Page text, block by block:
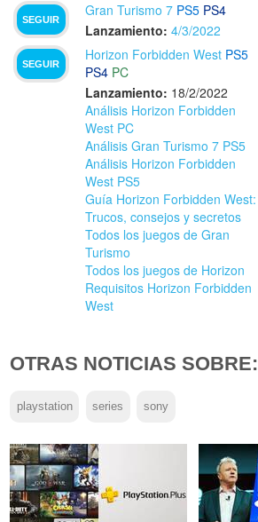
SEGUIR
Gran Turismo 7 PS5 PS4
Lanzamiento: 4/3/2022
SEGUIR
Horizon Forbidden West PS5
PS4 PC
Lanzamiento: 18/2/2022
Análisis Horizon Forbidden
West PC
Análisis Gran Turismo 7 PS5
Análisis Horizon Forbidden
West PS5
Guía Horizon Forbidden West:
Trucos, consejos y secretos
Todos los juegos de Gran
Turismo
Todos los juegos de Horizon
Requisitos Horizon Forbidden
West
OTRAS NOTICIAS SOBRE:
playstation series sony